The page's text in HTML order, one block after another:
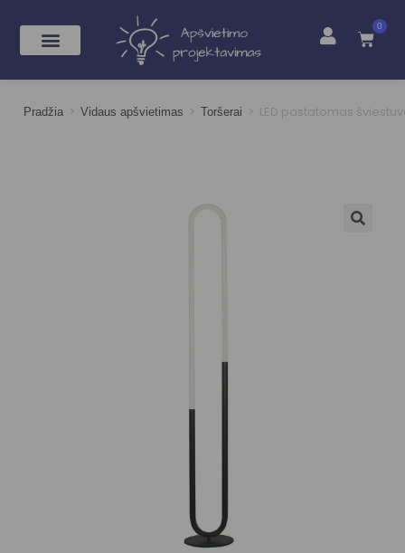
0
Pradžia > Vidaus apšvietimas > Toršerai > LED pastatomas